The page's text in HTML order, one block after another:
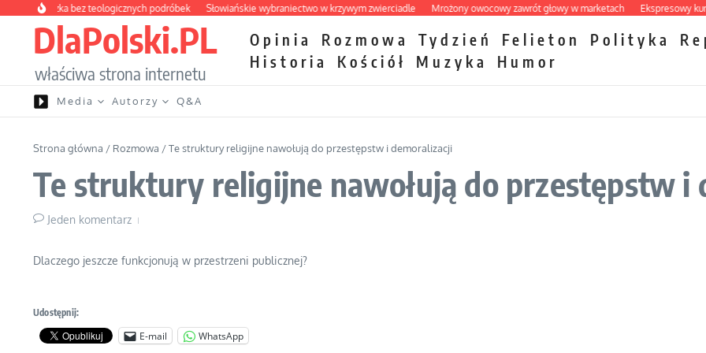
Przejdź do treści
apteczka bez teologicznych podróbek Słowiańskie wybraniectwo w krzywym zwierciadle Mrożony owocowy zawrót głowy w marketach Ekspresowy kurs
DlaPolski.PL
właściwa strona internetu
Opinia Rozmowa Tydzień Felieton Polityka
Historia
Kościół Muzyka Humor
Media Autorzy Q&A
Strona główna / Rozmowa /Te struktury religijne nawołują do przestępstw i demoralizacji
Te struktury religijne nawołują do przestępstw i
Jeden komentarz
Dlaczego jeszcze funkcjonują w przestrzeni publicznej?
Udostępnij:
E-mail WhatsApp